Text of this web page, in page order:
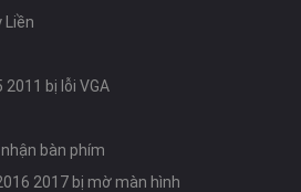
Liền
bị lỗi VGA
bàn phím
2017 bị mờ màn hình